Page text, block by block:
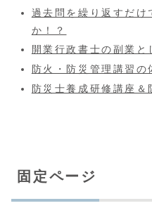
過去問を繰り返すだけ
か！？
開業行政書士の副業と
防火・防災管理講習の
防災士養成研修講座＆
固定ページ